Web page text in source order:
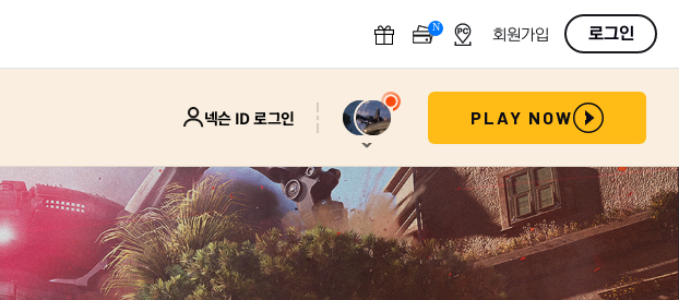
N OFF회원가입 로그인
넥슨 ID 로그인 PLAY NOW